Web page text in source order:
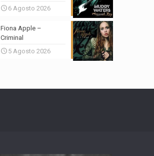
6 Agosto 2026
Fiona Apple –
Criminal
5 Agosto 2026